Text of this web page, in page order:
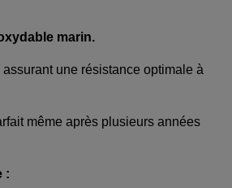
marin.
une résistance optimale à
même après plusieurs années
: